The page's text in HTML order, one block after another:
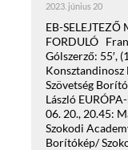
2023. június 20
EB-SELEJTEZŐ
FORDULÓ
Gólszerző: 55′,
Szövetség
László
06. 20., 20.45:
Szokodi
Borítókép/